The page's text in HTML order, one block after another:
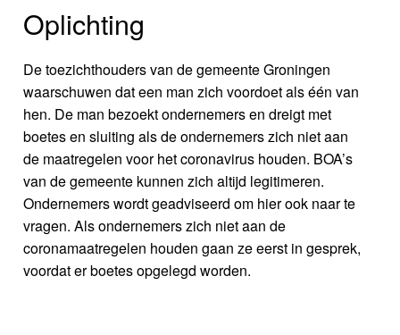
Oplichting
De toezichthouders van de gemeente Groningen
waarschuwen dat een man zich voordoet als één van
hen. De man bezoekt ondernemers en dreigt met
boetes en sluiting als de ondernemers zich niet aan
de maatregelen voor het coronavirus houden. BOA’s
van de gemeente kunnen zich altijd legitimeren.
Ondernemers wordt geadviseerd om hier ook naar te
vragen. Als ondernemers zich niet aan de
coronamaatregelen houden gaan ze eerst in gesprek,
voordat er boetes opgelegd worden.